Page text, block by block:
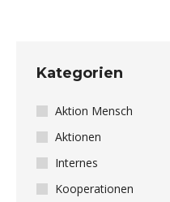
Kategorien
Aktion Mensch
Aktionen
Internes
Kooperationen